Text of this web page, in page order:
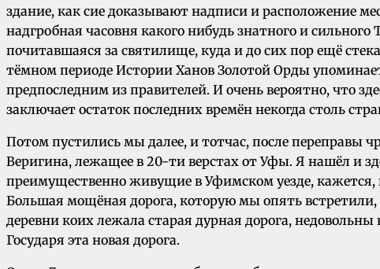
здание, как сие доказывают надписи и расположение
надгробная часовня какого нибудь знатного и
почитавшаяся за святилище, куда и до сих пор ещё
тёмном периоде Истории Ханов Золотой Орды
предпоследним из правителей. И очень вероятно, что
заключает остаток последних времён некогда столь
Потом пустились мы далее, и тотчас, после переправы
Веригина, лежащее в 20-ти верстах от Уфы. Я нашёл и
преимущественно живущие в Уфимском уезде,
Большая мощёная дорога, которую мы опять встретили,
деревни коих лежала старая дурная дорога,
Государя эта новая дорога.